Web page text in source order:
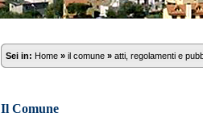
Sei in: Home » il comune » atti, regolamenti e
Il Comune